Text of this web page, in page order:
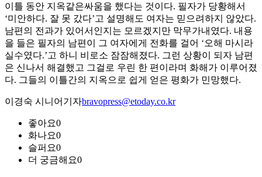
이틀 동안 지옥같은싸움을 했다는 것이다. 필자가 당황해서
‘미안하다. 잘 못 갔다’고 설명해도 여자는 믿으려하지 않았다.
남편의 전과가 있어서인지는 모르겠지만 막무가내였다. 내용
을 들은 필자의 남편이 그 여자에게 전화를 걸어 ‘오해 마시라
실수였다.’고 하니 비로소 잠잠해졌다. 그런 상황이 되자 남편
은 신나서 해결했고 그걸로 우린 한 편이라며 화해가 이루어졌
다. 그들의 이틀간의 지옥으로 쉽게 얻은 평화가 민망했다.
이경숙 시니어기자bravopress@etoday.co.kr
좋아요0
화나요0
슬퍼요0
더 궁금해요0